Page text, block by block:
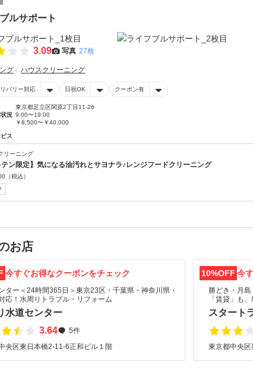
ルサポート
3.09 写真 27枚
グ ハウスクリーニング
バリー対応 日祝OK クーポン有
東京都足立区関原2丁目11-26
況 9:00〜19:00
￥8,500〜￥40,000
ス
リーニング
テン限定】気になる油汚れとサヨナラ♪レンジフードクリーニング
（税込）
お店
今すぐお得なクーポンをチェック
ター＜24時間365日＞東京23区・千葉県・神奈川県・
応！水周りトラブル・リフォーム
水道センター
3.64
5件
央区東日本橋2-11-6正和ビル１階
10%OFF 今
勝どき・月
「賃貸」も
スタート
東京都中央